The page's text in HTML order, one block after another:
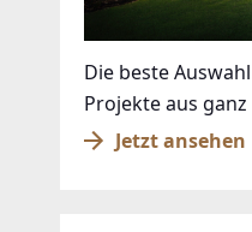
Die beste
Projekte aus
Jetzt ansehen